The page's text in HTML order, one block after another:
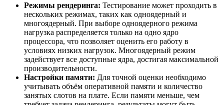
Режимы рендеринга: Тестирование может проходить в
нескольких режимах, таких как одноядерный и
многоядерный. При выборе одноядерного режима
нагрузка распределяется только на одно ядро
процессора, что позволяет оценить его работу в
условиях низких нагрузок. Многоядерный режим
задействует все доступные ядра, достигая максимальной
производительности.
Настройки памяти: Для точной оценки необходимо
учитывать объём оперативной памяти и количество
занятых слотов на плате. Если памяти меньше, чем